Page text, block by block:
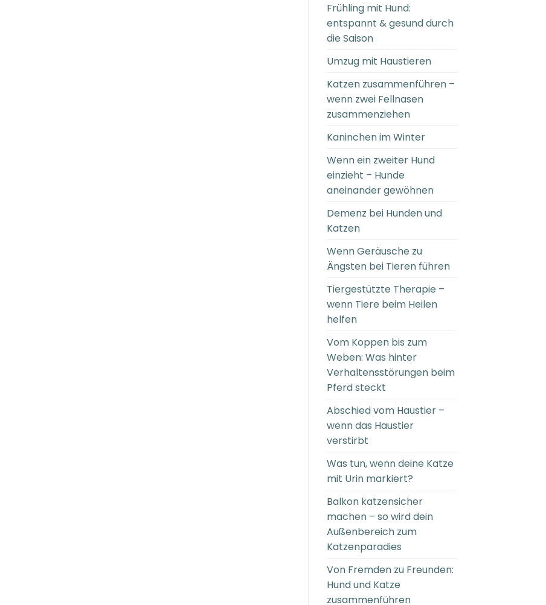
Frühling mit Hund:
entspannt & gesund durch
die Saison
Umzug mit Haustieren
Katzen zusammenführen –
wenn zwei Fellnasen
zusammenziehen
Kaninchen im Winter
Wenn ein zweiter Hund
einzieht – Hunde
aneinander gewöhnen
Demenz bei Hunden und
Katzen
Wenn Geräusche zu
Ängsten bei Tieren führen
Tiergestützte Therapie –
wenn Tiere beim Heilen
helfen
Vom Koppen bis zum
Weben: Was hinter
Verhaltensstörungen beim
Pferd steckt
Abschied vom Haustier –
wenn das Haustier
verstirbt
Was tun, wenn deine Katze
mit Urin markiert?
Balkon katzensicher
machen – so wird dein
Außenbereich zum
Katzenparadies
Von Fremden zu Freunden:
Hund und Katze
zusammenführen